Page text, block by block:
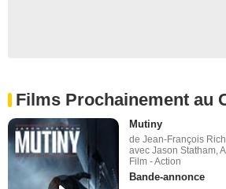
Films Prochainement au
Mutiny
de Jean-François
avec Jason Statham,
Film - Action
Bande-annonce